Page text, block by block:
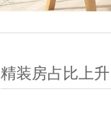
精装房占比上